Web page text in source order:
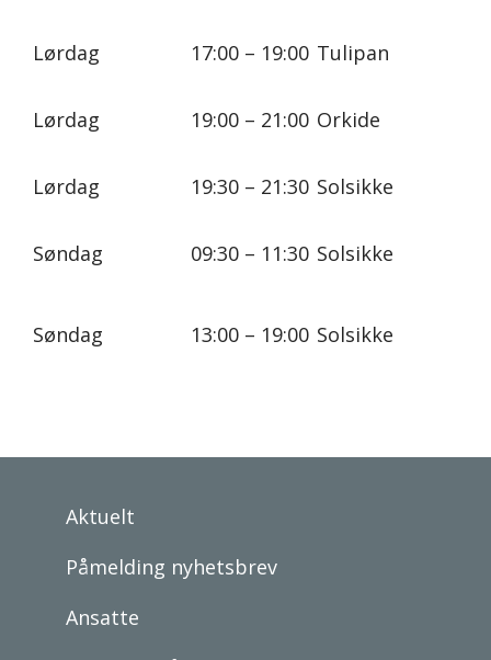
Lørdag 17:00 – 19:00 Tulipan
Lørdag 19:00 – 21:00 Orkide
Lørdag 19:30 – 21:30 Solsikke
Søndag 09:30 – 11:30 Solsikke
Søndag 13:00 – 19:00 Solsikke
Aktuelt
Påmelding nyhetsbrev
Ansatte